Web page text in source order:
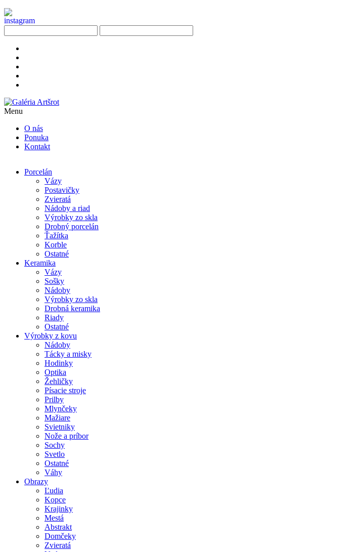
Menu
O nás
Ponuka
Kontakt
Porcelán
Vázy
Postavičky
Zvieratá
Nádoby a riad
Výrobky zo skla
Drobný porcelán
Ťažítka
Korble
Ostatné
Keramika
Vázy
Sošky
Nádoby
Výrobky zo skla
Drobná keramika
Riady
Ostatné
Výrobky z kovu
Nádoby
Tácky a misky
Hodinky
Optika
Žehličky
Písacie stroje
Prilby
Mlynčeky
Mažiare
Svietniky
Nože a príbor
Sochy
Svetlo
Ostatné
Váhy
Obrazy
Ľudia
Kopce
Krajinky
Mestá
Abstrakt
Domčeky
Zvieratá